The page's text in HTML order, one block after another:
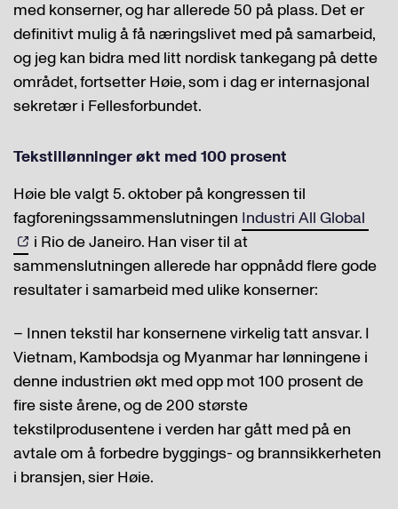
med konserner, og har allerede 50 på plass. Det er
definitivt mulig å få næringslivet med på samarbeid,
og jeg kan bidra med litt nordisk tankegang på dette
området, fortsetter Høie, som i dag er internasjonal
sekretær i Fellesforbundet.
Tekstillønninger økt med 100 prosent
Høie ble valgt 5. oktober på kongressen til
fagforeningssammenslutningen Industri All Global
i Rio de Janeiro. Han viser til at
sammenslutningen allerede har oppnådd flere gode
resultater i samarbeid med ulike konserner:
– Innen tekstil har konsernene virkelig tatt ansvar. I
Vietnam, Kambodsja og Myanmar har lønningene i
denne industrien økt med opp mot 100 prosent de
fire siste årene, og de 200 største
tekstilprodusentene i verden har gått med på en
avtale om å forbedre byggings- og brannsikkerheten
i bransjen, sier Høie.